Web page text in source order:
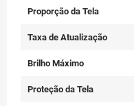
Proporção da Tela
Taxa de Atualização
Brilho Máximo
Proteção da Tela